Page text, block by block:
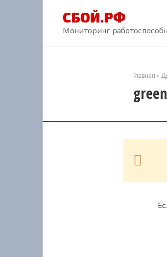
СБОЙ.РФ
Мониторинг
Главная »